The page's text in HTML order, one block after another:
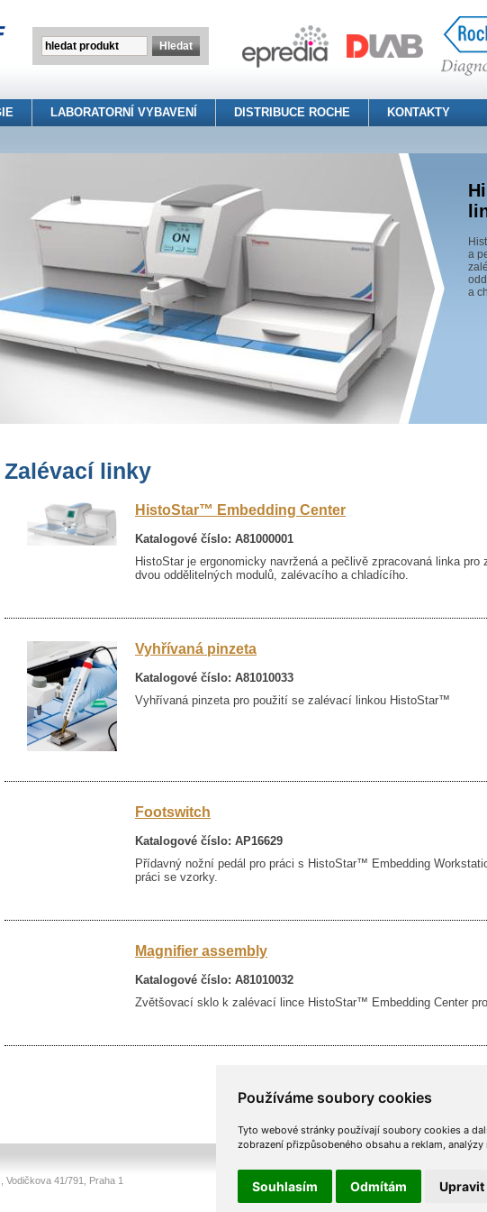
Používáme soubory cookies
Tyto webové stránky používají soubory cookies a
zobrazení přizpůsobeného obsahu a reklam,
Souhlasím Odmítám Upravit
LABORATORNÍ VYBAVENÍ DISTRIBUCE ROCHE KONTAKTY
a
a
Zalévací linky
HistoStar™ Embedding Center
Katalogové číslo: A81000001
HistoStar je ergonomicky navržená a pečlivě zpracovaná linka
dvou oddělitelných modulů, zalévacího a chladícího.
Vyhřívaná pinzeta
Katalogové číslo: A81010033
Vyhřívaná pinzeta pro použití se zalévací linkou HistoStar™
Footswitch
Katalogové číslo: AP16629
Přídavný nožní pedál pro práci s HistoStar™ Embedding
práci se vzorky.
Magnifier assembly
Katalogové číslo: A81010032
Zvětšovací sklo k zalévací lince HistoStar™ Embedding Center
Vodičkova 41/791, Praha 1